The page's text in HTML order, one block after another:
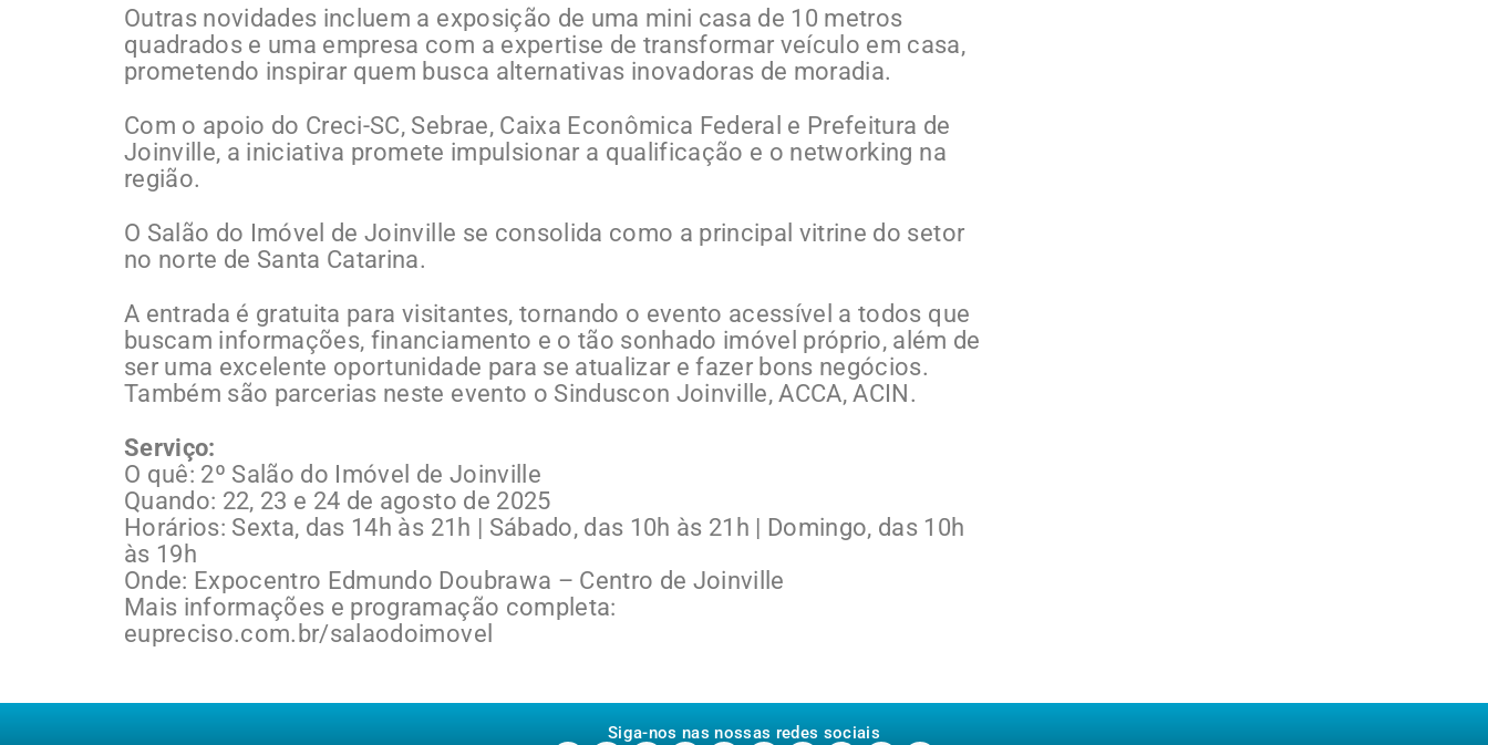
Outras novidades incluem a exposição de uma mini casa de 10 metros
quadrados e uma empresa com a expertise de transformar veículo em casa,
prometendo inspirar quem busca alternativas inovadoras de moradia.
Com o apoio do Creci-SC, Sebrae, Caixa Econômica Federal e Prefeitura de
Joinville, a iniciativa promete impulsionar a qualificação e o networking na
região.
O Salão do Imóvel de Joinville se consolida como a principal vitrine do setor
no norte de Santa Catarina.
A entrada é gratuita para visitantes, tornando o evento acessível a todos que
buscam informações, financiamento e o tão sonhado imóvel próprio, além de
ser uma excelente oportunidade para se atualizar e fazer bons negócios.
Também são parcerias neste evento o Sinduscon Joinville, ACCA, ACIN.
Serviço:
O quê: 2º Salão do Imóvel de Joinville
Quando: 22, 23 e 24 de agosto de 2025
Horários: Sexta, das 14h às 21h | Sábado, das 10h às 21h | Domingo, das 10h
às 19h
Onde: Expocentro Edmundo Doubrawa – Centro de Joinville
Mais informações e programação completa:
eupreciso.com.br/salaodoimovel
Siga-nos nas nossas redes sociais